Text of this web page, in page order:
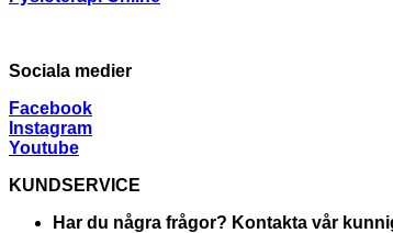
Sociala medier
Facebook
Instagram
Youtube
KUNDSERVICE
Har du några frågor? Kontakta vår